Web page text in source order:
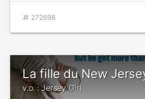
272698
La fille du New
v.o. : Jersey Girl